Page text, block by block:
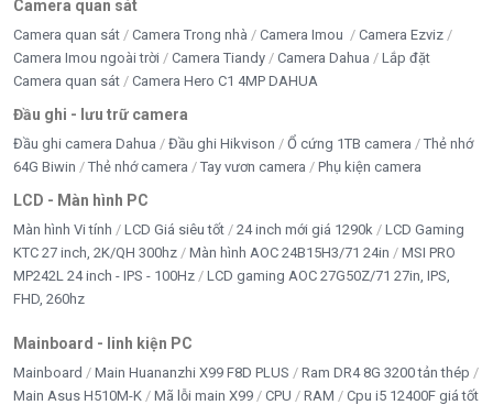
Card màn hình T-WOLF GT 730 2GB DDR5
👉 Mua ngay tại Tấn Phát – Hotline: 0949579078 –
0888195969
Bấm 5 sao để ủng hộ shop
Thông số Chi tiết
Camera quan sát
Camera quan sát Camera Trong nhà Camera Imou
Camera Ezviz
Camera Imou ngoài trời
Camera Tiandy Camera Dahua
Lắp đặt
Camera quan sát
Camera Hero C1 4MP DAHUA
Đầu ghi - lưu trữ camera
Đầu ghi camera Dahua Đầu ghi Hikvison Ổ cứng 1TB camera
Thẻ nhớ
64G Biwin
Thẻ nhớ camera Tay vươn camera Phụ kiện camera
LCD - Màn hình PC
Màn hình Vi tính LCD Giá siêu tốt 24 inch mới giá 1290k
LCD Gaming
KTC 27 inch, 2K/QH 300hz
Màn hình AOC 24B15H3/71 24in
MSI PRO
MP242L 24 inch - IPS - 100Hz
LCD gaming AOC 27G50Z/71 27in, IPS,
FHD, 260hz
Mainboard - linh kiện PC
Mainboard Main Huananzhi X99 F8D PLUS
Ram DR4 8G 3200 tản thép
Main Asus H510M-K
Mã lỗi main X99 CPU RAM Cpu i5 12400F giá tốt